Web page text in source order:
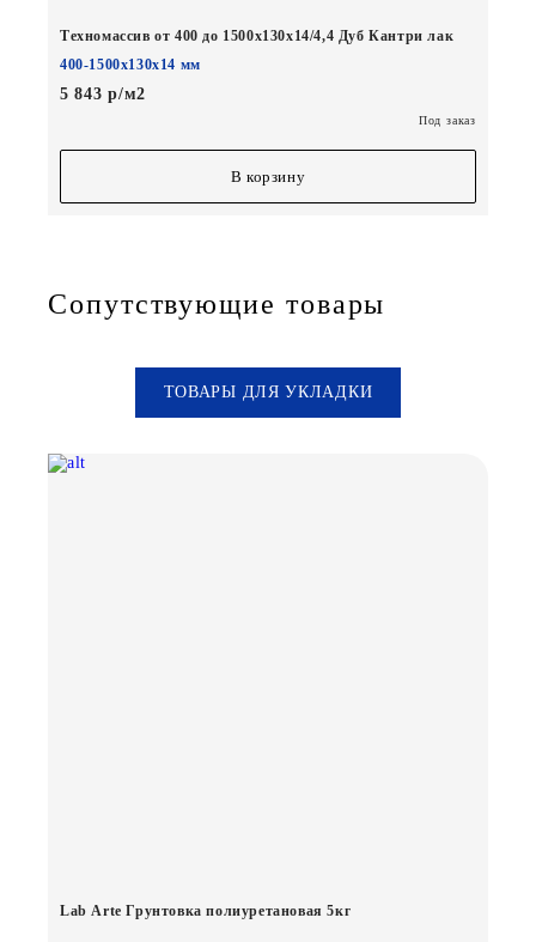
Техномассив от 400 до 1500х130х14/4,4 Дуб Кантри лак
400-1500х130х14 мм
5 843 р/м2
Под заказ
В корзину
Сопутствующие товары
ТОВАРЫ ДЛЯ УКЛАДКИ
Lab Arte Грунтовка полиуретановая 5кг